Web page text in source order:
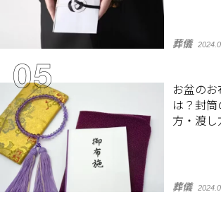
葬儀
お盆のお
は？封筒
方・渡し
葬儀